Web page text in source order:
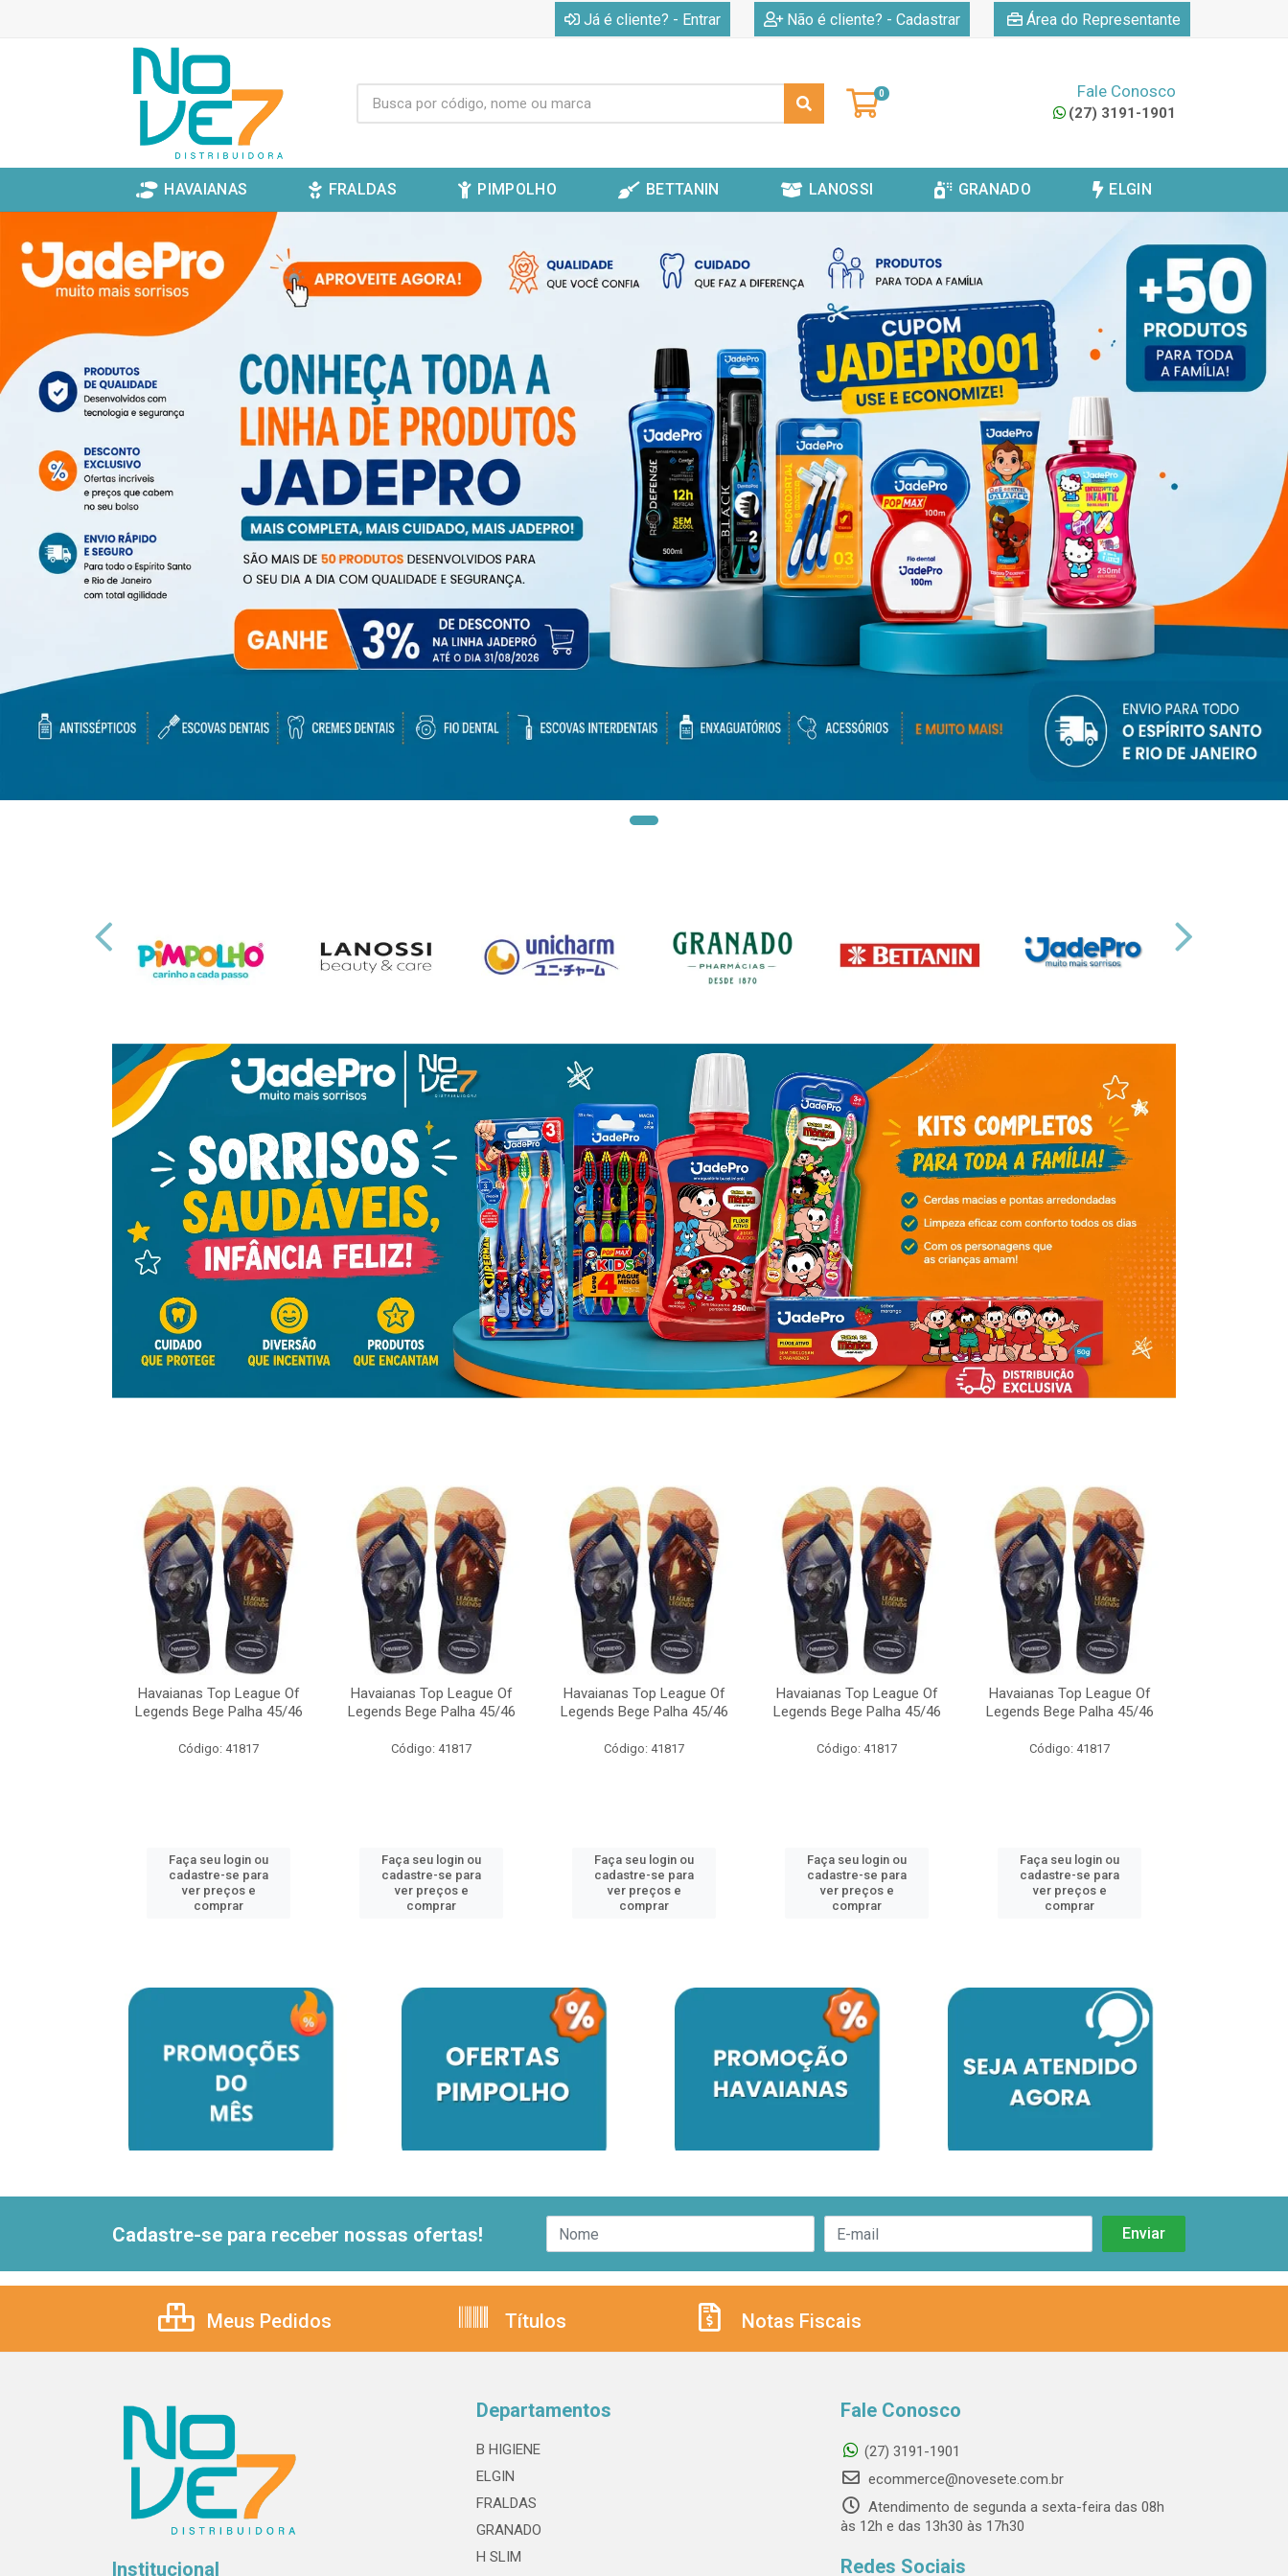
Já é cliente? - Entrar Não é cliente? - Cadastrar Área do Representante
0 Fale Conosco
(27) 3191-1901
HAVAIANAS FRALDAS PIMPOLHO BETTANIN LANOSSI GRANADO ELGIN
Havaianas Top League Of
Legends Bege Palha 45/46
Código: 41817
Faça seu login ou
cadastre-se para
ver preços e
comprar
Havaianas Top League Of
Legends Bege Palha 45/46
Código: 41817
Faça seu login ou
cadastre-se para
ver preços e
comprar
Havaianas Top League Of
Legends Bege Palha 45/46
Código: 41817
Faça seu login ou
cadastre-se para
ver preços e
comprar
Havaianas Top League Of
Legends Bege Palha 45/46
Código: 41817
Faça seu login ou
cadastre-se para
ver preços e
comprar
Havaianas Top League Of
Legends Bege Palha 45/46
Código: 41817
Faça seu login ou
cadastre-se para
ver preços e
comprar
Cadastre-se para receber nossas ofertas!
Meus Pedidos Títulos Notas Fiscais
Institucional
Departamentos
B HIGIENE
ELGIN
FRALDAS
GRANADO
H SLIM
Fale Conosco
(27) 3191-1901
ecommerce@novesete.com.br
Atendimento de segunda a sexta-feira das 08h
às 12h e das 13h30 às 17h30
Redes Sociais